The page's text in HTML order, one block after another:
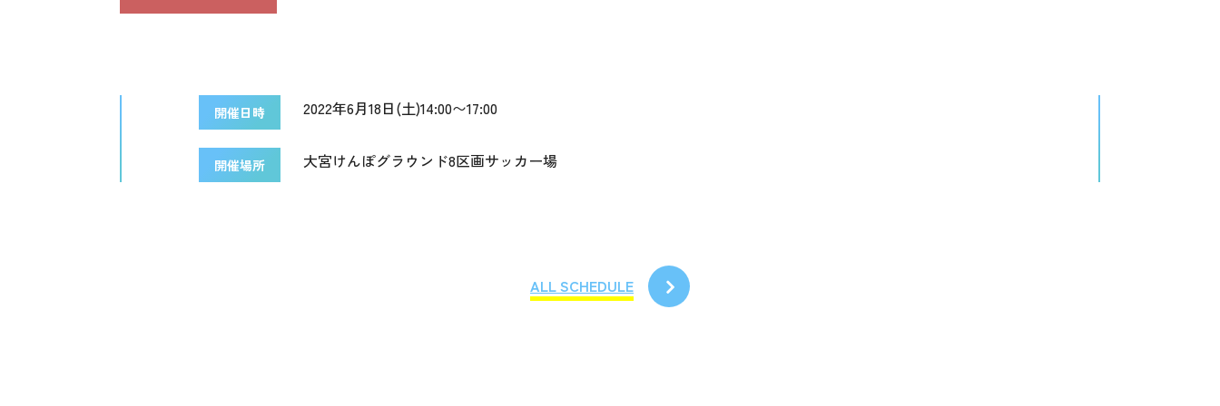
開催日時 2022年6月18日(土)14:00〜17:00
開催場所 大宮けんぽグラウンド8区画サッカー場
ALL SCHEDULE